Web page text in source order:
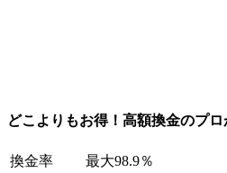
どこよりもお得！高額換金のプ
換金率
最大98.9％